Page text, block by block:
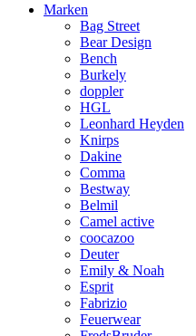
Marken
Bag Street
Bear Design
Bench
Burkely
doppler
HGL
Leonhard Heyden
Knirps
Dakine
Comma
Bestway
Belmil
Camel active
coocazoo
Deuter
Emily & Noah
Esprit
Fabrizio
Feuerwear